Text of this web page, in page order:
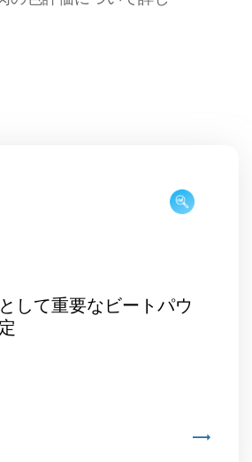
して重要なビートパウ